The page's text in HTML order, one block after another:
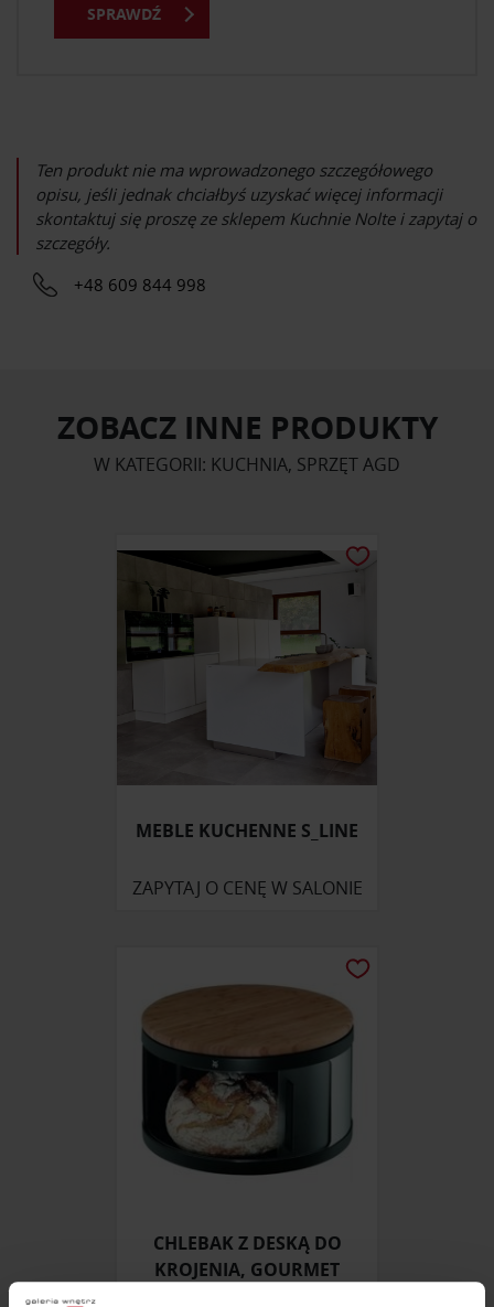
Ten produkt nie ma wprowadzonego szczegółowego
opisu, jeśli jednak chciałbyś uzyskać więcej informacji
skontaktuj się proszę ze sklepem Kuchnie Noltei zapytaj o
szczegóły.
+48 609 844 998
SPRAWDŹ
ZOBACZ INNE PRODUKTY
W KATEGORII: KUCHNIA, SPRZĘT AGD
MEBLE KUCHENNE S_LINE
ZAPYTAJ O CENĘ W SALONIE
CHLEBAK Z DESKĄ DO
KROJENIA, GOURMET